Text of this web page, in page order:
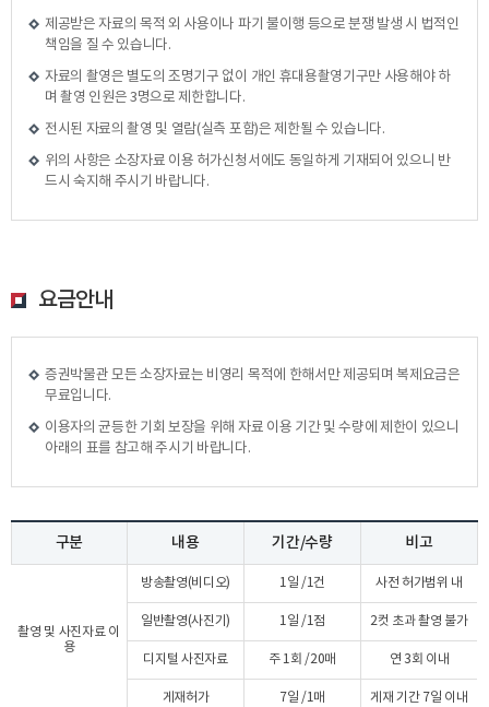
제공받은 자료의 목적 외 사용이나 파기 불이행 등으로 분쟁 발생 시 법적인
책임을 질 수 있습니다.
자료의 촬영은 별도의 조명기구 없이 개인 휴대용촬영기구만 사용해야 하
며 촬영 인원은 3명으로 제한합니다.
전시된 자료의 촬영 및 열람(실측 포함)은 제한될 수 있습니다.
위의 사항은 소장자료 이용 허가신청서에도 동일하게 기재되어 있으니 반
드시 숙지해 주시기 바랍니다.
요금안내
증권박물관 모든 소장자료는 비영리 목적에 한해서만 제공되며 복제요금은
무료입니다.
이용자의 균등한 기회 보장을 위해 자료 이용 기간 및 수량에 제한이 있으니
아래의 표를 참고해 주시기 바랍니다.
구분 내용 기간/수량 비고
촬영 및 사진자료 이
용
방송촬영(비디오) 1일 /1건 사전 허가범위 내
일반촬영(사진기) 1일 /1점 2컷 초과 촬영 불가
디지털 사진자료 주 1회 /20매 연 3회 이내
게재허가 7일 /1매 게재 기간 7일 이내